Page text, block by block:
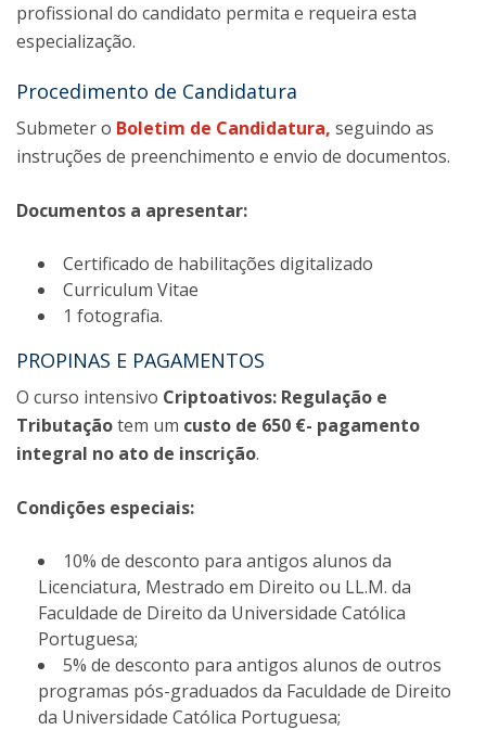
profissional do candidato permita e requeira esta
especialização.
Procedimento de Candidatura
Submeter o Boletim de Candidatura, seguindo as
instruções de preenchimento e envio de documentos.
Documentos a apresentar:
Certificado de habilitações digitalizado
Curriculum Vitae
1 fotografia.
PROPINAS E PAGAMENTOS
O curso intensivo Criptoativos: Regulação e
Tributaçãotem um custo de 650 €- pagamento
integral no ato de inscrição.
Condições especiais:
10% de desconto para antigos alunos da
Licenciatura, Mestrado em Direito ou LL.M. da
Faculdade de Direito da Universidade Católica
Portuguesa;
5% de desconto para antigos alunos de outros
programas pós-graduados da Faculdade de Direito
da Universidade Católica Portuguesa;